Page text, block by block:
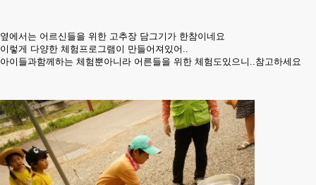
옆에서는 어르신들을 위한 고추장 담그기가 한참이네요
이렇게 다양한 체험프로그램이 만들어져있어..
아이들과함께하는 체험뿐아니라 어른들을 위한 체험도있으니..참고하세요